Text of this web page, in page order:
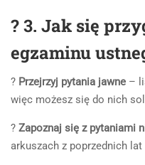
?3. Jak się
egzaminu
? Przejrzyj pytania jawne –
więc możesz się do nich
? Zapoznaj się z pytaniami
arkuszach z poprzednich